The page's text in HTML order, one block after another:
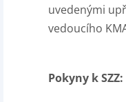
uvedenými
vedoucího
Pokyny k SZZ: